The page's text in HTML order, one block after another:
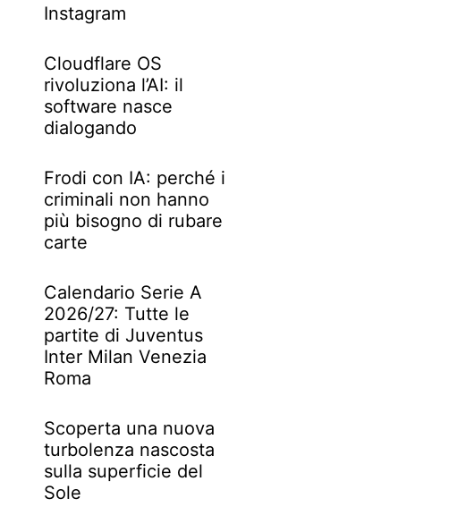
Instagram
Cloudflare OS
rivoluziona l’AI: il
software nasce
dialogando
Frodi con IA: perché i
criminali non hanno
più bisogno di rubare
carte
Calendario Serie A
2026/27: Tutte le
partite di Juventus
Inter Milan Venezia
Roma
Scoperta una nuova
turbolenza nascosta
sulla superficie del
Sole